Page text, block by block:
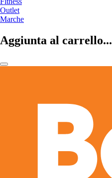
Outlet
Marche
Aggiunta al carrello...